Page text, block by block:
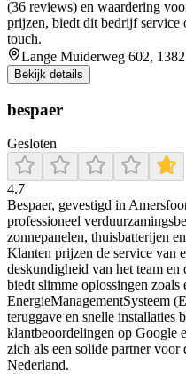
(36 reviews) en waardering
prijzen, biedt dit bedrijf service
touch.
Lange Muiderweg 602,
Bekijk details
bespaer
Gesloten
4.7
Bespaer, gevestigd in
professioneel
zonnepanelen, thuisbatterijen
Klanten prijzen de service van
deskundigheid van het team
biedt slimme oplossingen zoals
EnergieManagementSysteem
teruggave en snelle installaties
klantbeoordelingen op Google
zich als een solide partner voor
Nederland.